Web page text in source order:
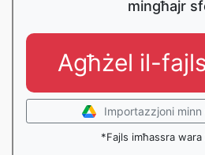
mingħajr
Agħżel il-
Importazzjoni minn
*Fajls imħassra